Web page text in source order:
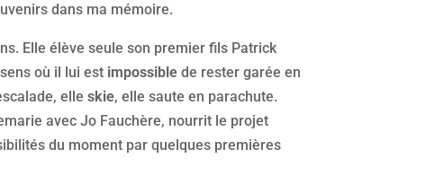
dans ma mémoire.
Elle élève seule son premier fils Patrick
où il lui est impossiblede rester garée en
elleskie, elle saute en parachute.
avec Jo Fauchère, nourrit le projet
du moment par quelques premières